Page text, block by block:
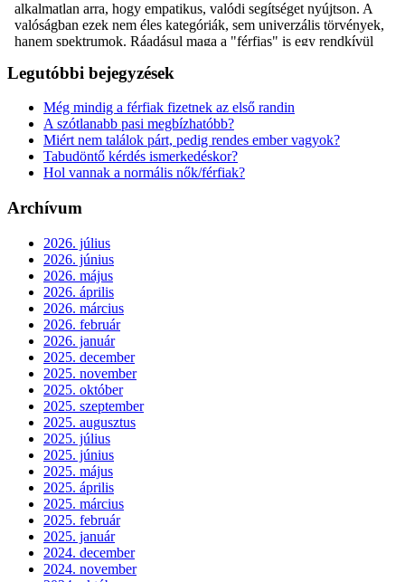
Legutóbbi bejegyzések
Még mindig a férfiak fizetnek az első randin
A szótlanabb pasi megbízhatóbb?
Miért nem találok párt, pedig rendes ember vagyok?
Tabudöntő kérdés ismerkedéskor?
Hol vannak a normális nők/férfiak?
Archívum
2026. július
2026. június
2026. május
2026. április
2026. március
2026. február
2026. január
2025. december
2025. november
2025. október
2025. szeptember
2025. augusztus
2025. július
2025. június
2025. május
2025. április
2025. március
2025. február
2025. január
2024. december
2024. november